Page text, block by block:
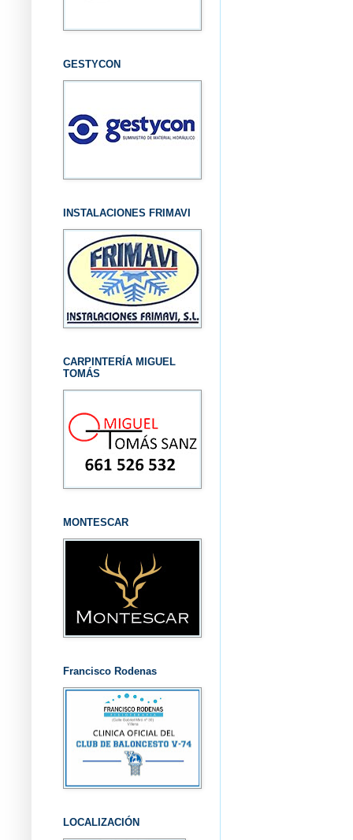
GESTYCON
INSTALACIONES FRIMAVI
CARPINTERÍA MIGUEL
TOMÁS
MONTESCAR
Francisco Rodenas
LOCALIZACIÓN